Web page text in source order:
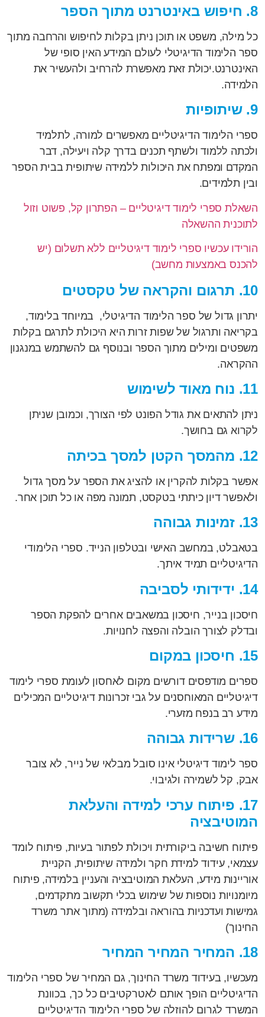
8. חיפוש באינטרנט מתוך הספר
כל מילה, משפט או תוכן ניתן בקלות לחיפוש והרחבה מתוך
ספר הלימוד הדיגיטלי לעולם המידע האין סופי של
האינטרנט.יכולת זאת מאפשרת להרחיב ולהעשיר את
הלמידה.
9. שיתופיות
ספרי הלימוד הדיגיטליים מאפשרים למורה, לתלמיד
ולכתה ללמוד ולשתף תכנים בדרך קלה ויעילה, דבר
המקדם ומפתח את היכולות ללמידה שיתופית בבית הספר
ובין תלמידים.
השאלת ספרי לימוד דיגיטליים – הפתרון קל, פשוט וזול
לתוכנית ההשאלה
הורידו עכשיו ספרי לימוד דיגיטליים ללא תשלום (יש
להכנס באמצעות מחשב)
10. תרגום והקראה של טקסטים
יתרון גדול של ספר הלימוד הדיגיטלי, במיוחד בלימוד,
בקריאה ותרגול של שפות זרות היא היכולת לתרגם בקלות
משפטים ומילים מתוך הספר ובנוסף גם להשתמש במנגנון
ההקראה.
11. נוח מאוד לשימוש
ניתן להתאים את גודל הפונט לפי הצורך, וכמובן שניתן
לקרוא גם בחושך.
12. מהמסך הקטן למסך בכיתה
אפשר בקלות להקרין או להציג את הספר על מסך גדול
ולאפשר דיון כיתתי בטקסט, תמונה מפה או כל תוכן אחר.
13. זמינות גבוהה
בטאבלט, במחשב האישי ובטלפון הנייד. ספרי הלימודי
הדיגיטליים תמיד איתך.
14. ידידותי לסביבה
חיסכון בנייר, חיסכון במשאבים אחרים להפקת הספר
ובדלק לצורך הובלה והפצה לחנויות.
15. חיסכון במקום
ספרים מודפסים דורשים מקום לאחסון לעומת ספרי לימוד
דיגיטליים המאוחסנים על גבי זכרונות דיגיטליים המכילים
מידע רב בנפח מזערי.
16. שרידות גבוהה
ספר לימוד דיגיטלי אינו סובל מבלאי של נייר, לא צובר
אבק, קל לשמירה ולגיבוי.
17. פיתוח ערכי למידה והעלאת
המוטיבציה
פיתוח חשיבה ביקורתית ויכולת לפתור בעיות, פיתוח לומד
עצמאי, עידוד למידת חקר ולמידה שיתופית, הקניית
אוריינות מידע, העלאת המוטיבציה והעניין בלמידה, פיתוח
מיומנויות נוספות של שימוש בכלי תקשוב מתקדמים,
גמישות ועדכניות בהוראה ובלמידה (מתוך אתר משרד
החינוך)
18. המחיר המחיר המחיר
מעכשיו, בעידוד משרד החינוך, גם המחיר של ספרי הלימוד
הדיגיטליים הופך אותם לאטרקטיבים כל כך, בכוונת
המשרד לגרום להוזלה של ספרי הלימוד הדיגיטליים